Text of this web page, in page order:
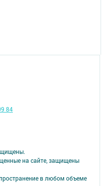
на сайте, защищены
в любом объеме
84